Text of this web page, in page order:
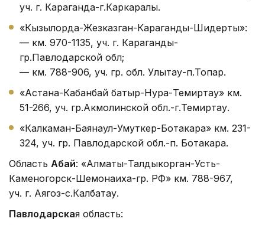
уч. г. Караганда-г.Каркаралы.
«Кызылорда-Жезказган-Караганды-Шидерты»:
— км. 970-1135, уч. г. Караганды-
гр.Павлодарской обл;
— км. 788-906, уч. гр. обл. Улытау-п.Топар.
«Астана-Кабанбай батыр-Нура-Темиртау» км.
51-266, уч. гр.Акмолинской обл.-г.Темиртау.
«Калкаман-Баянаул-Умуткер-Ботакара» км. 231-
324, уч. гр. Павлодарской обл.-п. Ботакара.
Область Абай: «Алматы-Талдыкорган-Усть-
Каменогорск-Шемонаиха-гр. РФ» км. 788-967,
уч. г. Аягоз-с.Калбатау.
Павлодарская область: